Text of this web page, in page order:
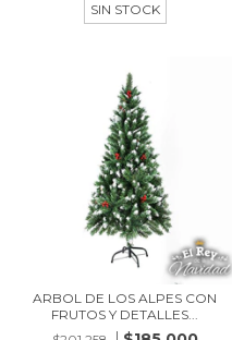
SIN STOCK
ARBOL DE LOS ALPES CON
FRUTOS Y DETALLES...